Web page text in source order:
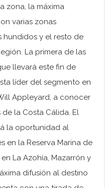
zona, la máxima
varias zonas
hundidos y el resto de
La primera de las
llevará este fin de
líder del segmento en
Appleyard, a conocer
la Costa Cálida. El
la oportunidad al
en la Reserva Marina de
La Azohía, Mazarrón y
difusión al destino